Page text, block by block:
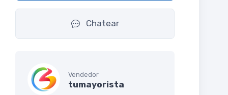
Chatear
Vendedor
tumayorista